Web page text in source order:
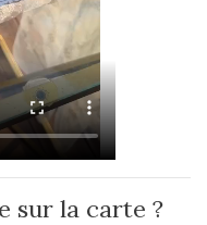
sur la carte ?